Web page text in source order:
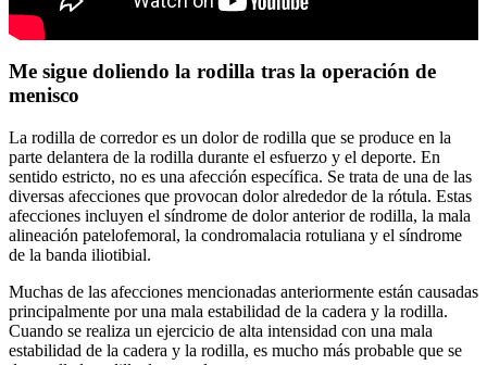
Me sigue doliendo la rodilla tras la operación de
menisco
La rodilla de corredor es un dolor de rodilla que se produce en la
parte delantera de la rodilla durante el esfuerzo y el deporte. En
sentido estricto, no es una afección específica. Se trata de una de las
diversas afecciones que provocan dolor alrededor de la rótula. Estas
afecciones incluyen el síndrome de dolor anterior de rodilla, la mala
alineación patelofemoral, la condromalacia rotuliana y el síndrome
de la banda iliotibial.
Muchas de las afecciones mencionadas anteriormente están causadas
principalmente por una mala estabilidad de la cadera y la rodilla.
Cuando se realiza un ejercicio de alta intensidad con una mala
estabilidad de la cadera y la rodilla, es mucho más probable que se